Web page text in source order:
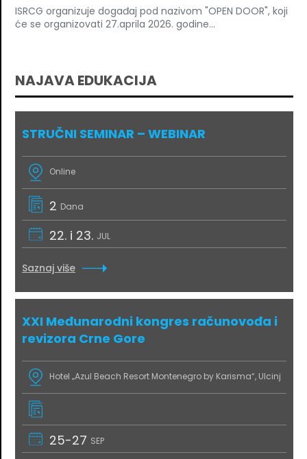
ISRCG organizuje događaj pod nazivom "OPEN DOOR", koji
će se organizovati 27.aprila 2026. godine...
NAJAVA EDUKACIJA
STRUČNI SEMINAR – WEBINAR
Online
2 Dana
22. i 23. JUL
Saznaj više
XXI Međunarodni kongres računovođa i
revizora Crne Gore
Hotel „Azul Beach Resort Montenegro by Karisma“, Ulcinj
25-27 SEP